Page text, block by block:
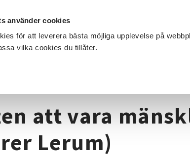
använder cookies
för att leverera bästa möjliga upplevelse på
vilka cookies du tillåter.
FÖR DIG SOM SÖK KURSER OCH EVENEMANG
och evenemang
att vara
Lerum)